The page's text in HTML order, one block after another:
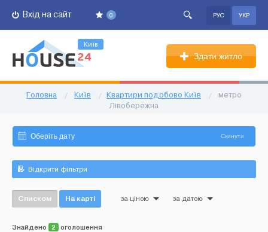
0
Вхід на сайт РУС УКР
Київ
Здати житло
Головна / Київ / Квартири подобово Київ /
метро
Лівобережна
Скинути
Відкрити фільтри
Списком На карті за ціною за датою
Знайдено 2 оголошення